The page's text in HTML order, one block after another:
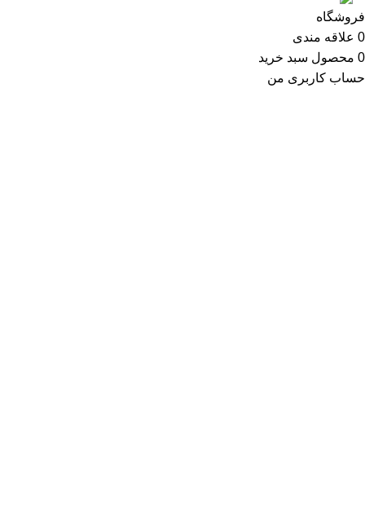
فروشگاه
0 علاقه مندی
0 محصول سبد خرید
حساب کاربری من